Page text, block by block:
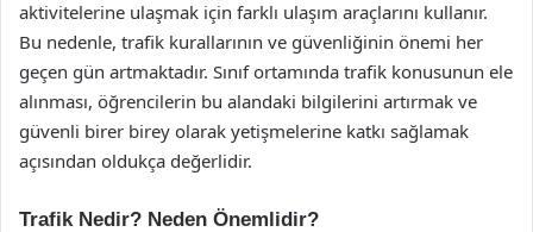
aktivitelerine ulaşmak için farklı ulaşım araçlarını kullanır.
Bu nedenle, trafik kurallarının ve güvenliğinin önemi her
geçen gün artmaktadır. Sınıf ortamında trafik konusunun ele
alınması, öğrencilerin bu alandaki bilgilerini artırmak ve
güvenli birer birey olarak yetişmelerine katkı sağlamak
açısından oldukça değerlidir.
Trafik Nedir? Neden Önemlidir?